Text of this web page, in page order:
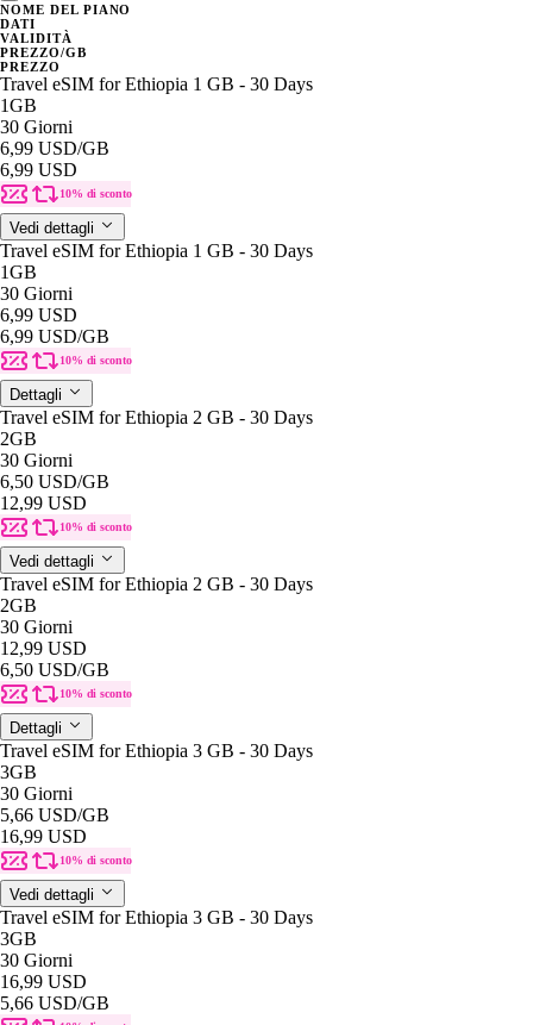
NOME DEL PIANO
DATI
VALIDITÀ
PREZZO/GB
PREZZO
Travel eSIM for Ethiopia 1 GB - 30 Days
1GB
30 Giorni
6,99 USD/GB
6,99 USD
10% di sconto
Vedi dettagli
Travel eSIM for Ethiopia 1 GB - 30 Days
1GB
30 Giorni
6,99 USD
6,99 USD/GB
10% di sconto
Dettagli
Travel eSIM for Ethiopia 2 GB - 30 Days
2GB
30 Giorni
6,50 USD/GB
12,99 USD
10% di sconto
Vedi dettagli
Travel eSIM for Ethiopia 2 GB - 30 Days
2GB
30 Giorni
12,99 USD
6,50 USD/GB
10% di sconto
Dettagli
Travel eSIM for Ethiopia 3 GB - 30 Days
3GB
30 Giorni
5,66 USD/GB
16,99 USD
10% di sconto
Vedi dettagli
Travel eSIM for Ethiopia 3 GB - 30 Days
3GB
30 Giorni
16,99 USD
5,66 USD/GB